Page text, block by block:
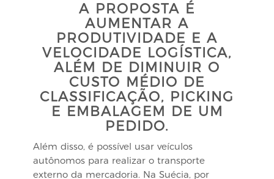
A PROPOSTA É
AUMENTAR A
PRODUTIVIDADE E A
VELOCIDADE LOGÍSTICA,
ALÉM DE DIMINUIR O
CUSTO MÉDIO DE
CLASSIFICAÇÃO, PICKING
E EMBALAGEM DE UM
PEDIDO.
Além disso, é possível usar veículos
autônomos para realizar o transporte
externo da mercadoria. Na Suécia, por